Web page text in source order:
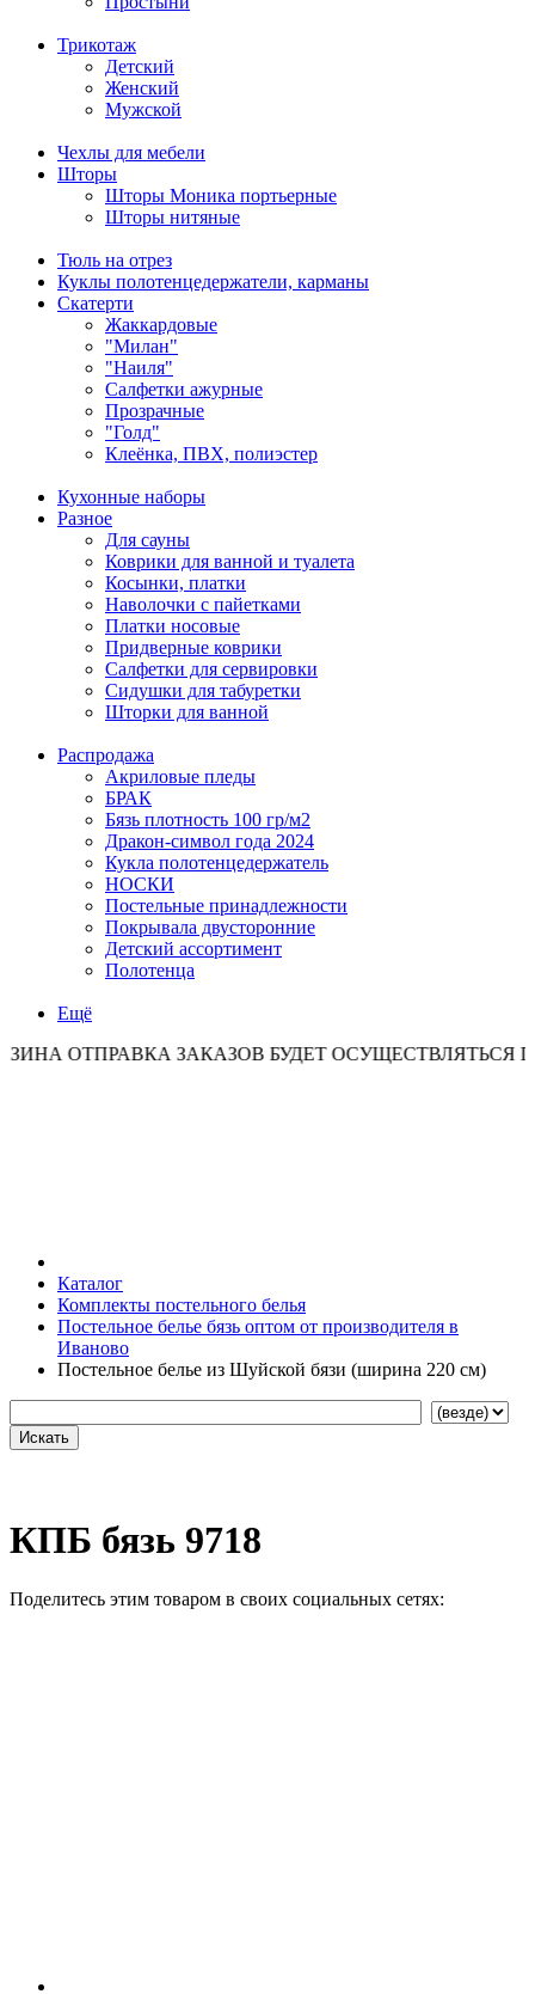
Трикотаж
Детский
Женский
Мужской
Чехлы для мебели
Шторы
Шторы Моника портьерные
Шторы нитяные
Тюль на отрез
Куклы полотенцедержатели, карманы
Скатерти
Жаккардовые
"Милан"
"Наиля"
Салфетки ажурные
Прозрачные
"Голд"
Клеёнка, ПВХ, полиэстер
Кухонные наборы
Разное
Для сауны
Коврики для ванной и туалета
Косынки, платки
Наволочки с пайетками
Платки носовые
Придверные коврики
Салфетки для сервировки
Сидушки для табуретки
Шторки для ванной
Распродажа
Акриловые пледы
БРАК
Бязь плотность 100 гр/м2
Дракон-символ года 2024
Кукла полотенцедержатель
НОСКИ
Постельные принадлежности
Покрывала двусторонние
Детский ассортимент
Полотенца
Ещё
ЗАКАЗОВ БУДЕТ ОСУЩЕСТВЛЯТЬСЯ ПО
Каталог
Комплекты постельного белья
Постельное белье бязь оптом от производителя в
Иваново
Постельное белье из Шуйской бязи (ширина 220 см)
КПБ бязь 9718
Поделитесь этим товаром в своих социальных сетях: